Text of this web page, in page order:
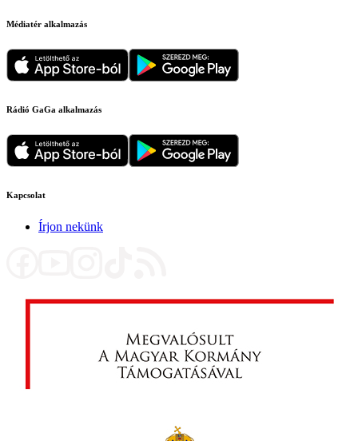
Médiatér alkalmazás
Rádió GaGa alkalmazás
Kapcsolat
Írjon nekünk